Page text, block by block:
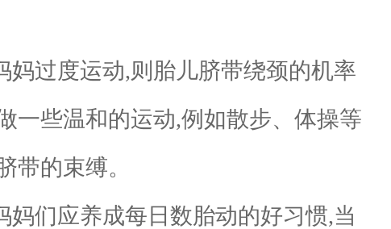
过度运动,则胎儿脐带绕颈的机率
一些温和的运动,例如散步、体操等
带的束缚。
们应养成每日数胎动的好习惯,当